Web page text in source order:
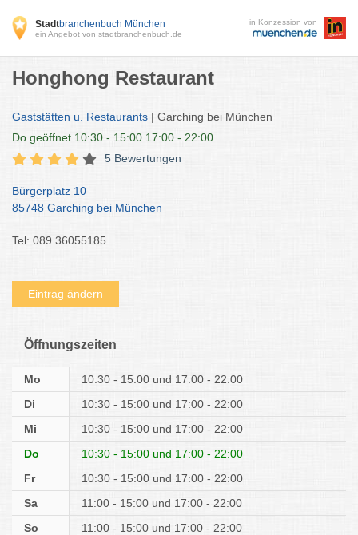
Stadtbranchenbuch München
ein Angebot von stadtbranchenbuch.de
in Konzession von
Honghong Restaurant
Gaststätten u. Restaurants | Garching bei München
Do geöffnet 10:30 - 15:00 17:00 - 22:00
5 Bewertungen
Bürgerplatz 10
85748 Garching bei München
Tel: 089 36055185
Eintrag ändern
Öffnungszeiten
Mo 10:30 - 15:00
17:00 - 22:00
Di
10:30 - 15:00
17:00 - 22:00
Mi
10:30 - 15:00
17:00 - 22:00
Do
10:30 - 15:00
17:00 - 22:00
Fr
10:30 - 15:00
17:00 - 22:00
Sa
11:00 - 15:00
17:00 - 22:00
So
11:00 - 15:00 17:00 - 22:00